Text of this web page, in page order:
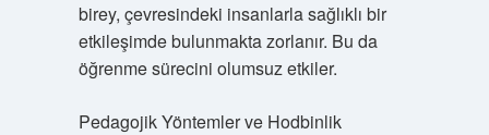
birey, çevresindeki insanlarla sağlıklı bir
etkileşimde bulunmakta zorlanır. Bu da
öğrenme sürecini olumsuz etkiler.
Pedagojik Yöntemler ve Hodbinlik